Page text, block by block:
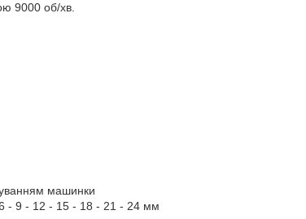
9000 об/хв.
машинки
- 9 - 12 - 15 - 18 - 21 - 24 мм